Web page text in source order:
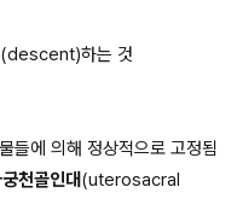
(descent)하는 것
들에 의해 정상적으로 고정됨
천골인대(uterosacral